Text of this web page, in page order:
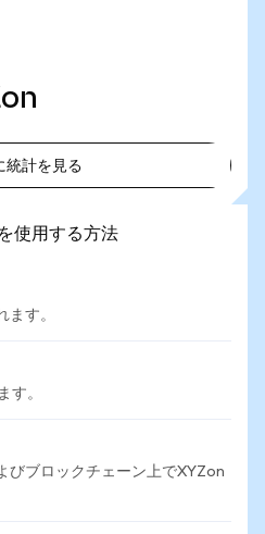
統計を見る
用する方法
ます。
す。
びブロックチェーン上でXYZon